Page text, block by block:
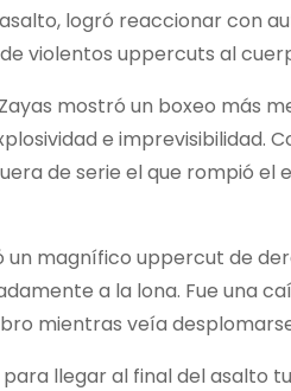
logró reaccionar con
violentos uppercuts al
mostró un boxeo más
e imprevisibilidad.
de serie el que rompió el
magnífico uppercut de
a la lona. Fue una
mientras veía
llegar al final del asalto